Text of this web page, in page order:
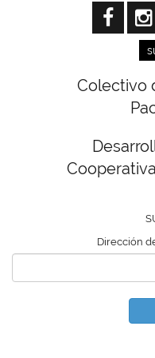
Colectivo
Dirección